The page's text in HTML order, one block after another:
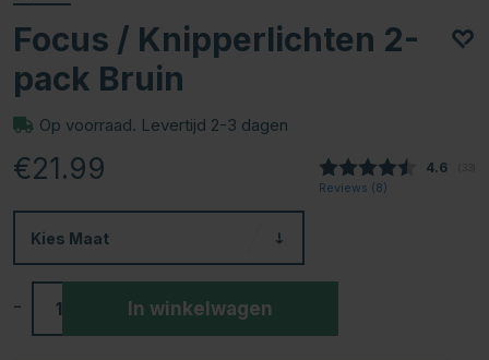
Focus / Knipperlichten 2-
pack Bruin
Op voorraad. Levertijd 2-3 dagen
€21.99 4.6
Reviews (8)
Kies Maat
- In winkelwagen